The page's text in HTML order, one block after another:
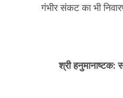
गंभीर संकट का भी
श्री हनुमानाष्टक: